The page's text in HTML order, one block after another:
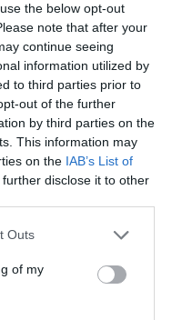
the below opt-out
note that after your
continue seeing
information utilized by
to third parties prior to
out of the further
by third parties on the
This information may
on the IAB’s List of
disclose it to other
Outs
of my
para mí, para todos,
08/08/26 06:00
la boya
mal, gobernemos